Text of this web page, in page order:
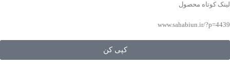
لینک کوتاه محصول
www.sahabiun.ir/?p=4439
کپی کن